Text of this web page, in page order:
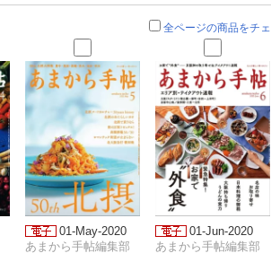
全ページの商品をチ
01-May-2020
あまから手帖編集部
01-Jun-2020
あまから手帖編集部